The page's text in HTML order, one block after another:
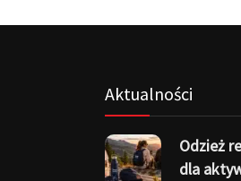
Aktualności
Odzież
dla